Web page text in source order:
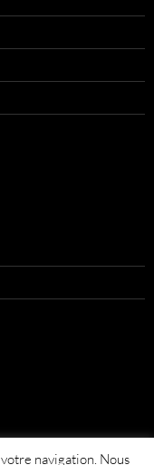
navigation. Nous